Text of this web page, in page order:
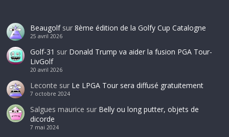
Beaugolfsur 8ème édition de la Golfy Cup Catalogne
25 avril 2026
Golf-31 sur Donald Trump va aider la fusion PGA Tour-
LivGolf
20 avril 2026
Leconte sur Le LPGA Tour sera diffusé gratuitement
7 octobre 2024
Salgues maurice sur Belly ou long putter, objets de
dicorde
7 mai 2024